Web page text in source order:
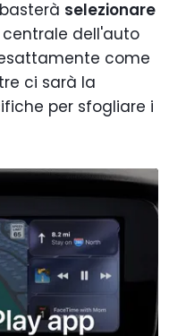
selezionare
dell'auto
come
ci sarà la
per sfogliare i